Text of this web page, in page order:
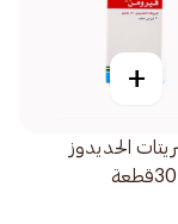
+
الحديدوز